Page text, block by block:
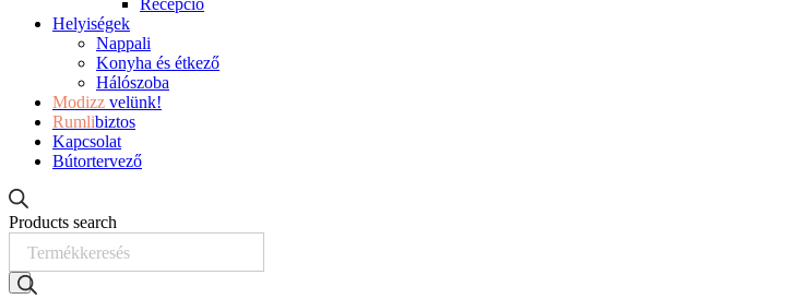
Recepció
Helyiségek
Nappali
Konyha és étkező
Hálószoba
Modizz velünk!
Rumlibiztos
Kapcsolat
Bútortervező
Products search